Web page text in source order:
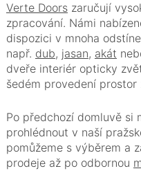
Verte Doorszaručují
zpracování. Námi
dispozici v mnoha
např. dub, jasan, akát
dveře interiér opticky
šedém provedení prostor
Po předchozí domluvě si
prohlédnout v naší
pomůžeme s výběrem a
prodeje až po odbornou